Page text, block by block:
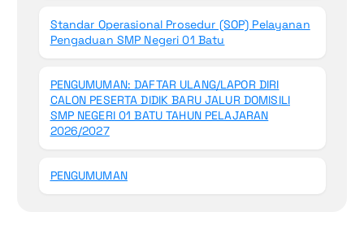
Standar Operasional Prosedur (SOP) Pelayanan
Pengaduan SMP Negeri 01 Batu
PENGUMUMAN: DAFTAR ULANG/LAPOR DIRI
CALON PESERTA DIDIK BARU JALUR DOMISILI
SMP NEGERI 01 BATU TAHUN PELAJARAN
2026/2027
PENGUMUMAN